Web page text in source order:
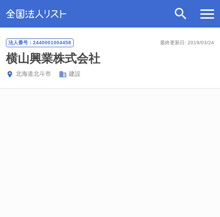
最終更新日: 2019/03/24
法人番号：2440001004458
横山興業株式会社
北海道北斗市 建設